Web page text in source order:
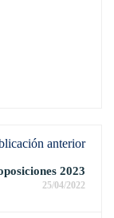
anterior
2023
25/04/2022